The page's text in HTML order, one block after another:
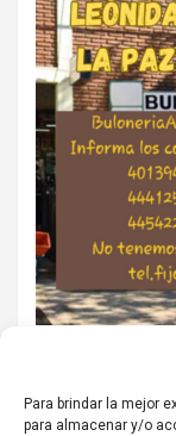
Para brindar la mejor
para almacenar y/o